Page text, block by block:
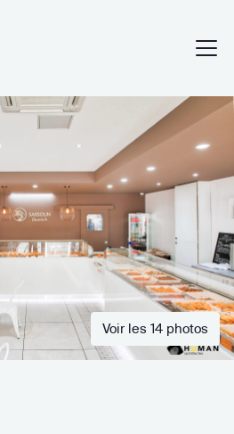
Voir les 14 photos